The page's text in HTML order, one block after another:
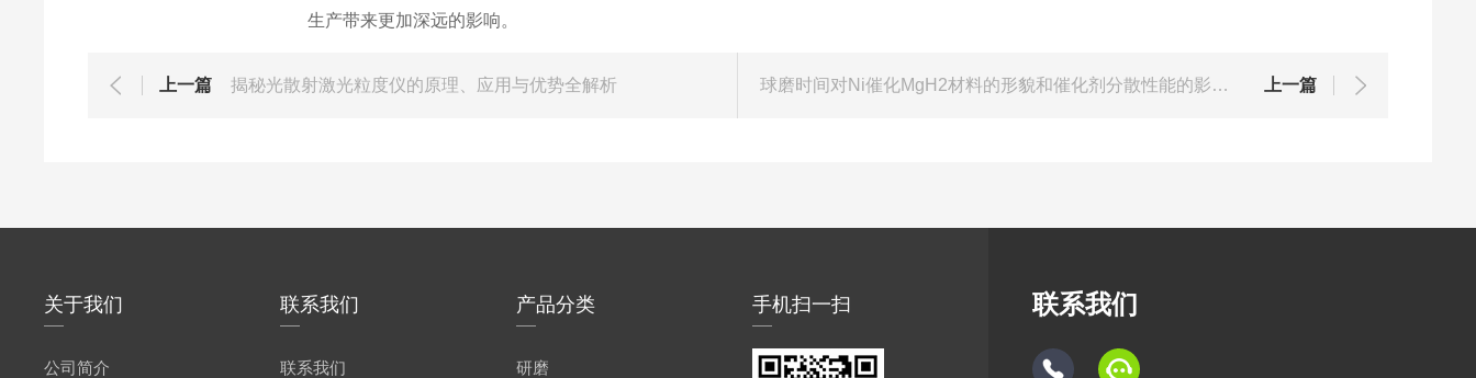
生产带来更加深远的影响。
上一篇 揭秘光散射激光粒度仪的原理、应用与优势全解析 上一篇
球磨时间对Ni催化MgH2材料的形貌和催化剂分散性能的影响。
关于我们
公司简介
联系我们
联系我们
产品分类
研磨
手机扫一扫 联系我们